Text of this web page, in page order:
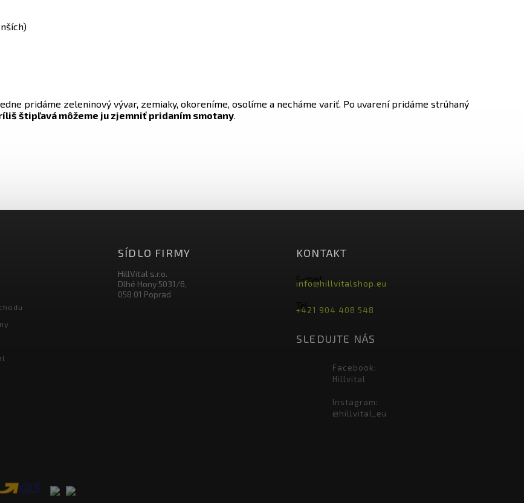
pridáme zeleninový vývar, zemiaky, okoreníme, osolíme a necháme variť. Po uvarení pridáme strúhaný
štipľavá môžeme ju zjemniť pridaním smotany.
SÍDLO FIRMY
HillVital s.r.o.
Dlhé Hony 5031/6,
058 01 Poprad
KONTAKT
E-mail:
info@hillvitalshop.eu
Tel.:
+421 904 408 548
SLEDUJTE NÁS
Facebook:
Hillvital
Instagram:
@hillvital_eu